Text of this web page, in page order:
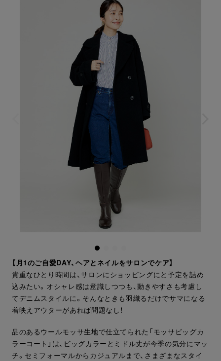
【月1のご自愛DAY、ヘアとネイルをサロンでケア】
貴重なひとり時間は、サロンにショッピングにと予定を詰め
込みたい。オシャレ感は意識しつつも、動きやすさも考慮し
てデニムスタイルに。そんなときも羽織るだけでサマになる
着映えアウターがあれば問題なし！
品のあるウールモッサ生地で仕立てられた「モッサビッグカ
ラーコート」は、ビッグカラーとミドル丈が今季の気分にマッ
チ。セミフォーマルからカジュアルまで、さまざまなスタイ